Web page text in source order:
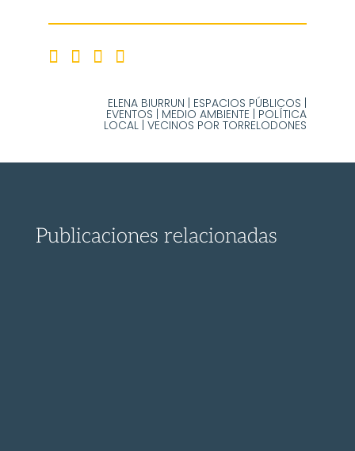
ELENA BIURRUN ESPACIOS PÚBLICOS
EVENTOS MEDIO AMBIENTE POLÍTICA
LOCAL |VECINOS POR TORRELODONES
Publicaciones relacionadas